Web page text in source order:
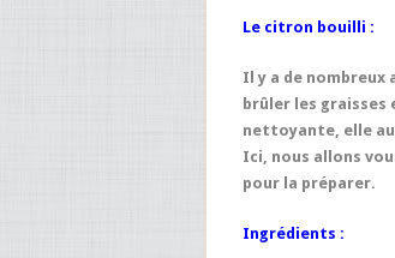
Le citron bouilli :
Il y a de nombreux
brûler les graisses
nettoyante, elle
Ici, nous allons
pour la préparer.
Ingrédients :